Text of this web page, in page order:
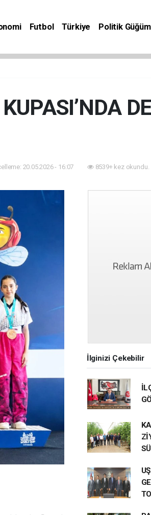
Futbol Türkiye Politik Güğüm
20.05.2026 - 16:07 8539+ kez okundu.
İlginizi Çekebilir